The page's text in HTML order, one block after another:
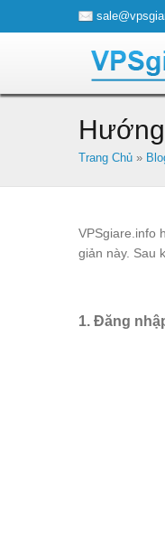
Trang Chủ »
VPSgiare.info
giản này. Sau
1. Đăng